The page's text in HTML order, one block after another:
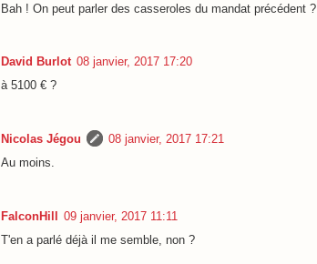
Bah ! On peut parler des casseroles du mandat précédent ?
David Burlot 08 janvier, 2017 17:20
à 5100 € ?
Nicolas Jégou
08 janvier, 2017 17:21
Au moins.
FalconHill 09 janvier, 2017 11:11
T'en a parlé déjà il me semble, non ?